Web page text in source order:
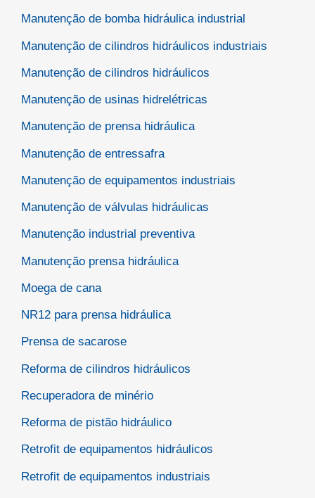
Manutenção de bomba hidráulica industrial
Manutenção de cilindros hidráulicos industriais
Manutenção de cilindros hidráulicos
Manutenção de usinas hidrelétricas
Manutenção de prensa hidráulica
Manutenção de entressafra
Manutenção de equipamentos industriais
Manutenção de válvulas hidráulicas
Manutenção industrial preventiva
Manutenção prensa hidráulica
Moega de cana
NR12 para prensa hidráulica
Prensa de sacarose
Reforma de cilindros hidráulicos
Recuperadora de minério
Reforma de pistão hidráulico
Retrofit de equipamentos hidráulicos
Retrofit de equipamentos industriais